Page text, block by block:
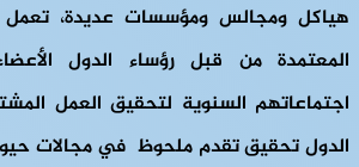
هياكل ومجالس ومؤسسات عديدة،
المعتمدة من قبل رؤساء الدول
اجتماعاتهم السنوية لتحقيق العمل
الدول تحقيق تقدم ملحوظ في مجالات